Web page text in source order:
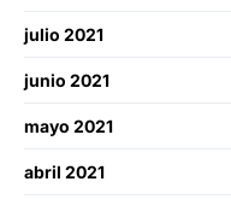
julio 2021
junio 2021
mayo 2021
abril 2021